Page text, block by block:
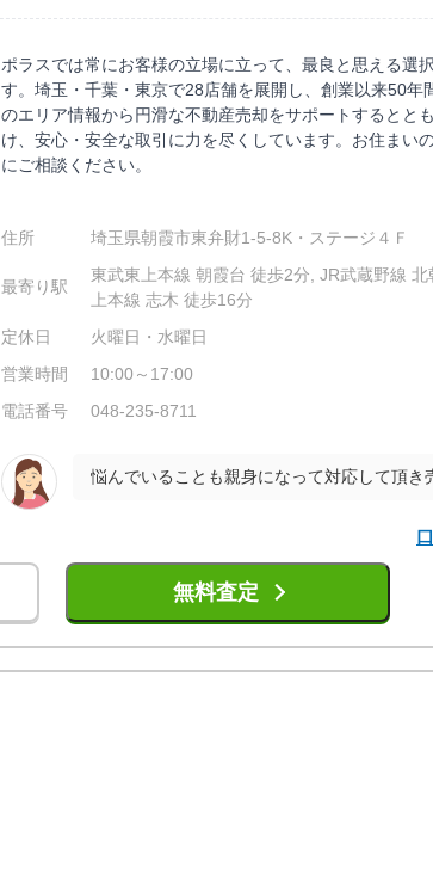
店内の様子
ポラスでは常にお客様の立場に立って、最良と思える選
す。埼玉・千葉・東京で28店舗を展開し、創業以来50年
のエリア情報から円滑な不動産売却をサポートするとと
け、安心・安全な取引に力を尽くしています。お住まい
にご相談ください。
住所 埼玉県朝霞市東弁財1-5-8K・ステージ４Ｆ
最寄り駅
東武東上本線 朝霞台 徒歩2分, JR武蔵野線
上本線 志木 徒歩16分
定休日
火曜日・水曜日
営業時間
10:00～17:00
電話番号
048-235-8711
無料査定